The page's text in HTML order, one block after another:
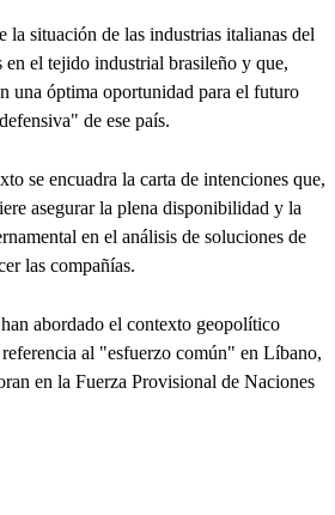
la situación de las industrias italianas del
en el tejido industrial brasileño y que,
una óptima oportunidad para el futuro
de ese país.
se encuadra la carta de intenciones que,
asegurar la plena disponibilidad y la
en el análisis de soluciones de
las compañías.
abordado el contexto geopolítico
al "esfuerzo común" en Líbano,
en la Fuerza Provisional de Naciones